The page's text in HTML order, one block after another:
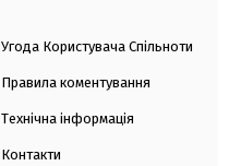
Угода Користувача Спільноти
Правила коментування
Технічна інформація
Контакти